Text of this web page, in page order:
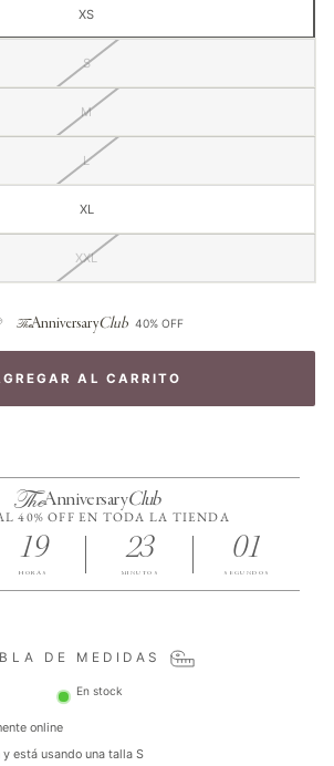
Camel
XS
S
M
L
XL
XXL
TheAnniversaryClub 40% OFF
AL CARRITO
TheAnniversaryClub
40% OFF EN TODA LA TIENDA
19
HORAS
23
MINUTOS
01
SEGUNDOS
DE MEDIDAS
En stock
online
está usando una talla S